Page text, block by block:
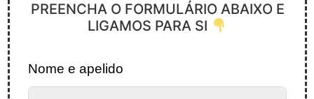
PREENCHA O FORMULÁRIO ABAIXO E
LIGAMOS PARA SI
Nome e apelido